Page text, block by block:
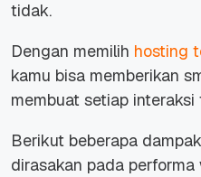
tidak.
Dengan memilih hosting
kamu bisa memberikan
membuat setiap interaksi
Berikut beberapa
dirasakan pada performa